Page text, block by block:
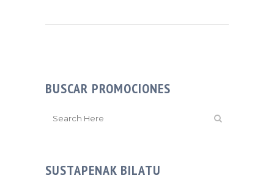
BUSCAR PROMOCIONES
SUSTAPENAK BILATU